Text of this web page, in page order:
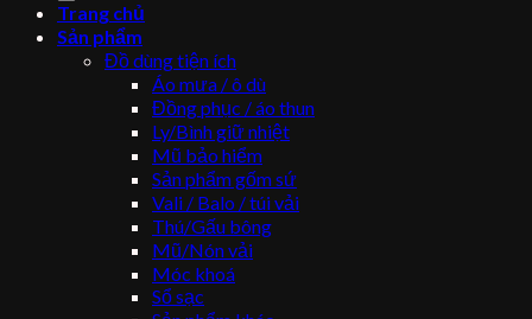
Trang chủ
Sản phẩm
Đồ dùng tiện ích
Áo mưa / ô dù
Đồng phục / áo thun
Ly/Bình giữ nhiệt
Mũ bảo hiểm
Sản phẩm gốm sứ
Vali / Balo / túi vải
Thú/Gấu bông
Mũ/Nón vải
Móc khoá
Sổ sạc